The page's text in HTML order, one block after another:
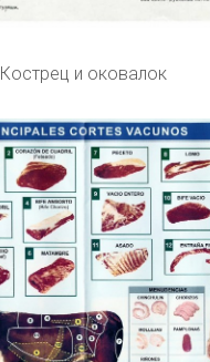
Кострец и оковалок